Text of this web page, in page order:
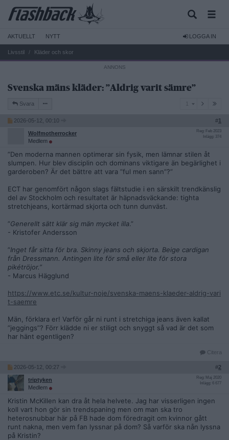
AKTUELLT NYTT LOGGA IN
Livsstil Kläder och skor
Svenska mäns kläder: ”Aldrig varit sämre”
Svara
2026-05-12, 00:10 #1
Wolfmotherrocker
Medlem
Reg: Feb 2023
Inlägg: 374
”Den moderna mannen optimerar sin fysik, men lämnar stilen åt
slumpen. Hur blev disciplin och dominans viktigare än begärlighet i
garderoben? Är det bättre att vara ”ful men sann”?”
ECT har genomfört någon slags fältstudie i en särskilt trendkänslig
del av Stockholm och resultatet är häpnadsväckande: tighta
stretchjeans, kortärmad skjorta och tunn dunväst.
”Generellt sätt klär sig män mycket illa.”
- Kristofer Andersson
”Inget får sitta för bra. Skinny jeans och skjorta. Beige cardigan
från Dressmann. Antingen lite för små eller lite för stora
pikétröjor.”
- Marcus Hägglund
https://www.etc.se/kultur-noje/svenska-maens-klaeder-aldrig-vari
t-saemre
Män, förklara er! Varför går ni runt i stretchiga jeans även kallat
”jeggings”? Förr klädde ni er stiligt och snyggt så vad är det som
har hänt egentligen?
Citera
2026-05-12, 00:27 #2
triptyken
Medlem
Reg: Maj 2020
Inlägg: 6 677
Kristin McKillen kan dra åt hela helvete. Jag har visserligen ingen
koll vart hon gör sin trendspaning men om man ska tro
heterosnubbar här på FB hade dom föredragit om kvinnor gått
runt nakna, men vem fan lyssnar på dom? Så varför ska nån lyssna
på Kristin?